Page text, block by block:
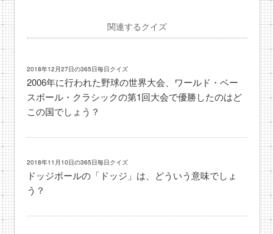
関連するクイズ
2018年12月27日の365日毎日クイズ
2006年に行われた野球の世界大会、ワールド・ベー
スボール・クラシックの第1回大会で優勝したのはど
この国でしょう？
2018年11月10日の365日毎日クイズ
ドッジボールの「ドッジ」は、どういう意味でしょ
う？